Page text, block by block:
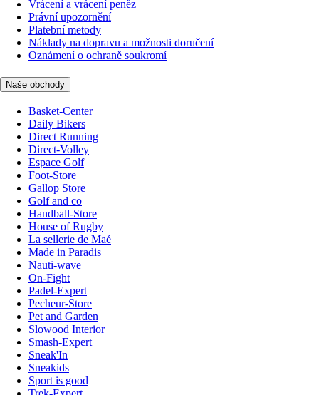
Vrácení a vrácení peněz
Právní upozornění
Platební metody
Náklady na dopravu a možnosti doručení
Oznámení o ochraně soukromí
Naše obchody
Basket-Center
Daily Bikers
Direct Running
Direct-Volley
Espace Golf
Foot-Store
Gallop Store
Golf and co
Handball-Store
House of Rugby
La sellerie de Maé
Made in Paradis
Nauti-wave
On-Fight
Padel-Expert
Pecheur-Store
Pet and Garden
Slowood Interior
Smash-Expert
Sneak'In
Sneakids
Sport is good